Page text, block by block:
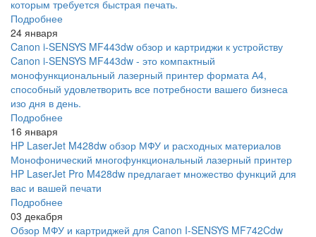
которым требуется быстрая печать.
Подробнее
24 января
Canon i-SENSYS MF443dw обзор и картриджи к устройству
Canon i-SENSYS MF443dw - это компактный
монофункциональный лазерный принтер формата А4,
способный удовлетворить все потребности вашего бизнеса
изо дня в день.
Подробнее
16 января
HP LaserJet M428dw обзор МФУ и расходных материалов
Монофонический многофункциональный лазерный принтер
HP LaserJet Pro M428dw предлагает множество функций для
вас и вашей печати
Подробнее
03 декабря
Обзор МФУ и картриджей для Canon I-SENSYS MF742Cdw